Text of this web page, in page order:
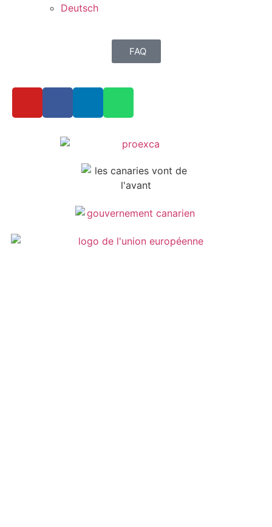
Deutsch
FAQ